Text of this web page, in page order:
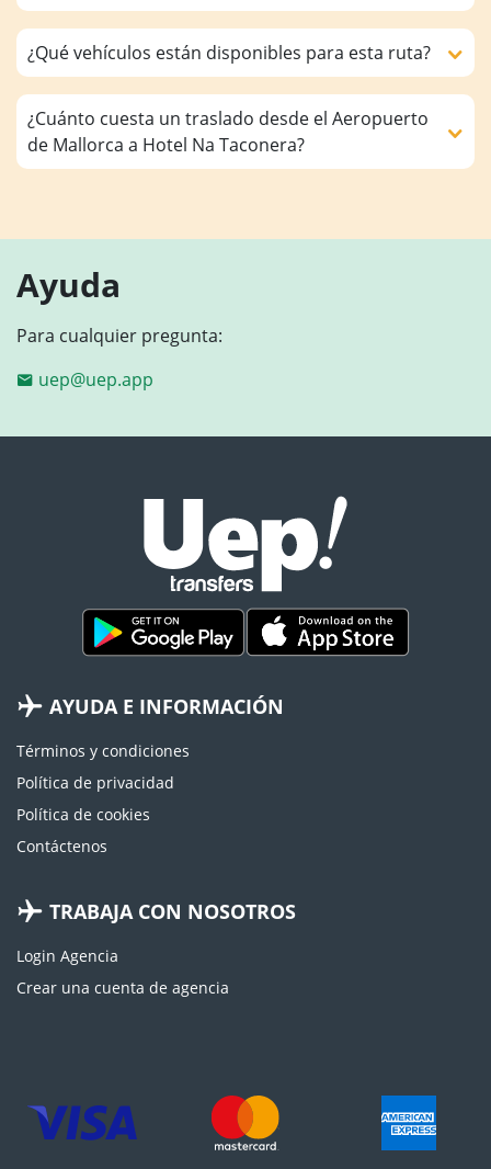
¿Qué vehículos están disponibles para esta ruta?
¿Cuánto cuesta un traslado desde el Aeropuerto
de Mallorca a Hotel Na Taconera?
Ayuda
Para cualquier pregunta:
uep@uep.app
AYUDA E INFORMACIÓN
Términos y condiciones
Política de privacidad
Política de cookies
Contáctenos
TRABAJA CON NOSOTROS
Login Agencia
Crear una cuenta de agencia